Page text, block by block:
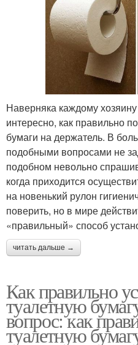
Наверняка каждому
интересно, как правильно
бумаги на держатель. В
подобными вопросами не
подобном невольно
когда приходится
на новенький рулон
поверить, но в мире
«правильный» способ
читать дальше →
Как правильно
туалетную
вопрос: как
туалетную